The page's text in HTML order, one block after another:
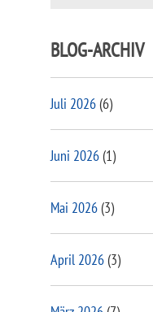
BLOG-ARCHIV
Juli 2026(6)
Juni 2026(1)
Mai 2026(3)
April 2026(3)